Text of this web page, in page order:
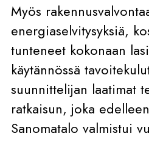
Myös
energiaselvitysyksiä,
tunteneet kokonaan
käytännössä
suunnittelijan laatimat
ratkaisun, joka
Sanomatalo valmistui